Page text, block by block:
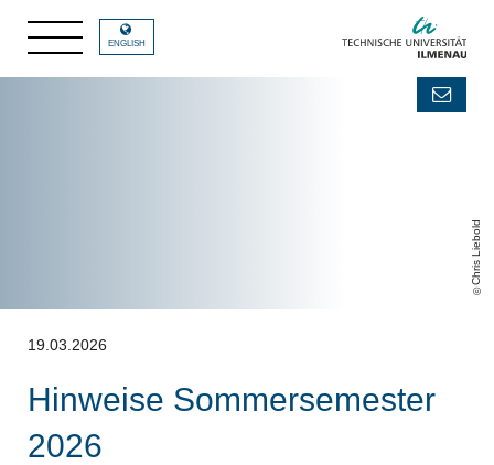
Chris Liebold
ENGLISH
19.03.2026
Hinweise Sommersemester
2026